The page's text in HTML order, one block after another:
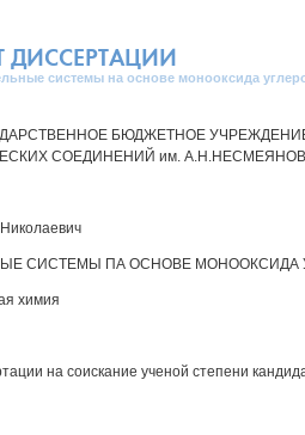
ДИССЕРТАЦИИ
системы на основе монооксида
БЮДЖЕТНОЕ
СОЕДИНЕНИЙ им.
СИСТЕМЫ ПА ОСНОВЕ МОНООКСИДА
химия
на соискание ученой степени